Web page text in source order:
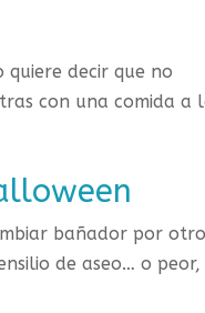
decir que no
con una comida a
bañador por
de aseo… o peor,